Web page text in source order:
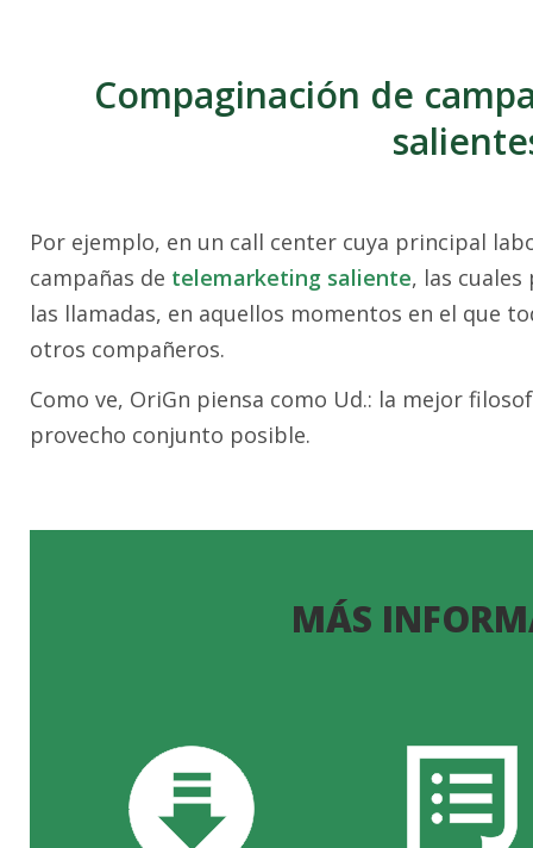
Compaginación de
Por ejemplo, en un call center cuya principal
campañas de telemarketing saliente, las
las llamadas, en aquellos momentos en el que
otros compañeros.
Como ve, OriGn piensa como Ud.: la mejor
provecho conjunto posible.
MÁS